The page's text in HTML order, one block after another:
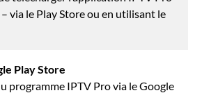
via le Play Store ou en utilisant le
Play Store
programme IPTV Pro via le Google